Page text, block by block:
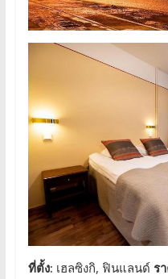
ที่ตั้ง: เฮลซิงกิ, ฟินแลนด์ ร